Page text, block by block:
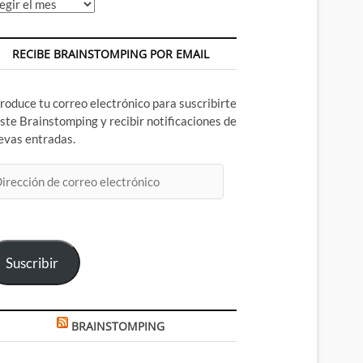
RECIBE BRAINSTOMPING POR EMAIL
tu correo electrónico para suscribirte
Brainstomping y recibir notificaciones de
entradas.
Suscribir
BRAINSTOMPING